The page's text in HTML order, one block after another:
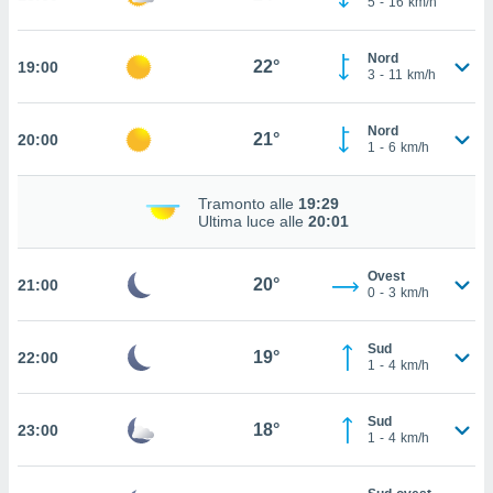
dei
ad
19:00 22°
Nord
3 - 11 km/h
20:00 21°
Nord
1 - 6 km/h
Tramonto alle 19:29
Ultima luce alle 20:01
21:00 20°
Ovest
0 - 3 km/h
22:00 19°
Sud
1 - 4 km/h
23:00 18°
Sud
1 - 4 km/h